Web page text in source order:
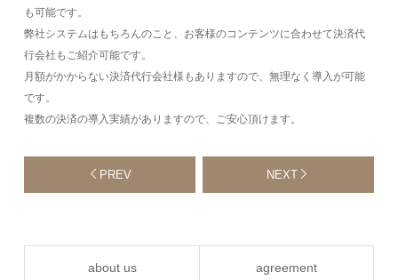
も可能です。
弊社システムはもちろんのこと、お客様のコンテンツに合わせて決済代
行会社もご紹介可能です。
月額がかからない決済代行会社様もありますので、無理なく導入が可能
です。
複数の決済の導入実績がありますので、ご安心頂けます。
PREV NEXT
about us agreement